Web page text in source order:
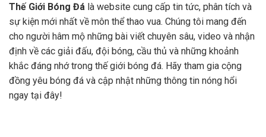
Thế Giới Bóng Đá là website cung cấp tin tức, phân tích và
sự kiện mới nhất về môn thể thao vua. Chúng tôi mang đến
cho người hâm mộ những bài viết chuyên sâu, video và nhận
định về các giải đấu, đội bóng, cầu thủ và những khoảnh
khắc đáng nhớ trong thế giới bóng đá. Hãy tham gia cộng
đồng yêu bóng đá và cập nhật những thông tin nóng hổi
ngay tại đây!